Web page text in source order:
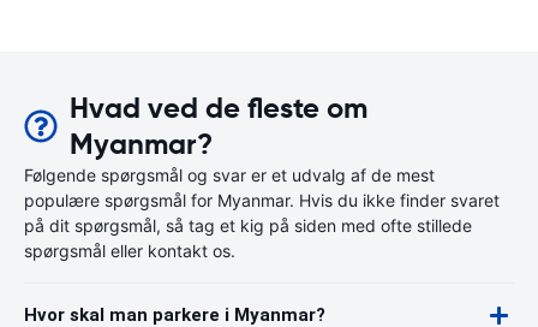
Hvad ved de fleste om
Myanmar?
Følgende spørgsmål og svar er et udvalg af de mest
populære spørgsmål for Myanmar. Hvis du ikke finder svaret
på dit spørgsmål, så tag et kig på siden med ofte stillede
spørgsmål eller kontakt os.
Hvor skal man parkere i Myanmar?